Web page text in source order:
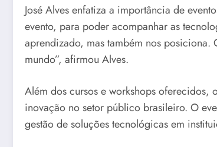
José Alves enfatiza a importância de
evento, para poder acompanhar as
aprendizado, mas também nos
mundo”, afirmou Alves.
Além dos cursos e workshops
inovação no setor público brasileiro. O
gestão de soluções tecnológicas em